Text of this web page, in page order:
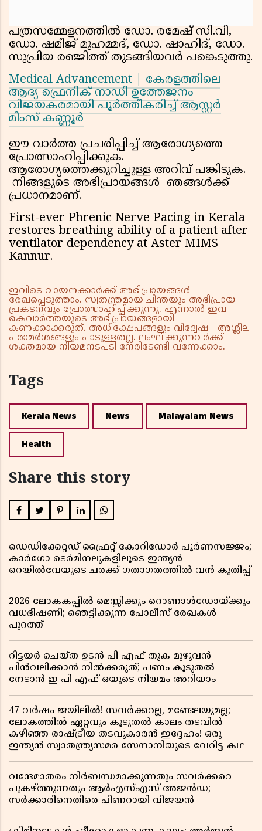
പത്രസമ്മേളനത്തിൽ ഡോ. രമേഷ് സി.വി,
ഡോ. ഷമീജ് മുഹമ്മദ്, ഡോ. ഷാഹിദ്, ഡോ.
സുപ്രിയ രഞ്ജിത്ത് തുടങ്ങിയവർ പങ്കെടുത്തു.
Medical Advancement | കേരളത്തിലെ
ആദ്യ ഫ്രെനിക് നാഡി ഉത്തേജനം
വിജയകരമായി പൂർത്തീകരിച്ച് ആസ്റ്റർ
മിംസ് കണ്ണൂർ
ഈ വാർത്ത പ്രചരിപ്പിച്ച് ആരോഗ്യത്തെ
പ്രോത്സാഹിപ്പിക്കുക.
ആരോഗ്യത്തെക്കുറിച്ചുള്ള അറിവ് പങ്കിടുക.
നിങ്ങളുടെ അഭിപ്രായങ്ങൾ ഞങ്ങൾക്ക്
പ്രധാനമാണ്.
First-ever Phrenic Nerve Pacing in Kerala
restores breathing ability of a patient after
ventilator dependency at Aster MIMS
Kannur.
ഇവിടെ വായനക്കാർക്ക് അഭിപ്രായങ്ങൾ
രേഖപ്പെടുത്താം. സ്വതന്ത്രമായ ചിന്തയും അഭിപ്രായ
പ്രകടനവും പ്രോത്സാഹിപ്പിക്കുന്നു. എന്നാൽ ഇവ
കെവാർത്തയുടെ അഭിപ്രായങ്ങളായി
കണക്കാക്കരുത്. അധിക്ഷേപങ്ങളും വിദ്വേഷ - അശ്ലീല
പരാമർശങ്ങളും പാടുള്ളതല്ല. ലംഘിക്കുന്നവർക്ക്
ശക്തമായ നിയമനടപടി നേരിടേണ്ടി വന്നേക്കാം.
Tags
Kerala News News Malayalam News
Health
Share this story
ഡെഡിക്കേറ്റഡ് ഫ്രൈറ്റ് കോറിഡോർ പൂർണസജ്ജം;
കാർഗോ ടെർമിനലുകളിലൂടെ ഇന്ത്യൻ
റെയിൽവേയുടെ ചരക്ക് ഗതാഗതത്തിൽ വൻ കുതിപ്പ്
2026 ലോകകപ്പിൽ മെസ്സിക്കും റൊണാൾഡോയ്ക്കും
വധഭീഷണി; ഞെട്ടിക്കുന്ന പോലീസ് രേഖകൾ
പുറത്ത്
റിട്ടയർ ചെയ്ത ഉടൻ പി എഫ് തുക മുഴുവൻ
പിൻവലിക്കാൻ നിൽക്കരുത്; പണം കൂടുതൽ
നേടാൻ ഇ പി എഫ് ഒയുടെ നിയമം അറിയാം
47 വർഷം ജയിലിൽ! സവർക്കറല്ല, മണ്ടേലയുമല്ല;
ലോകത്തിൽ ഏറ്റവും കൂടുതൽ കാലം തടവിൽ
കഴിഞ്ഞ രാഷ്ട്രീയ തടവുകാരൻ ഇദ്ദേഹം! ഒരു
ഇന്ത്യൻ സ്വാതന്ത്ര്യസമര സേനാനിയുടെ വേറിട്ട കഥ
വന്ദേമാതരം നിർബന്ധമാക്കുന്നതും സവർക്കറെ
പുകഴ്ത്തുന്നതും ആർഎസ്എസ് അജൻഡ;
സർക്കാരിനെതിരെ പിണറായി വിജയൻ